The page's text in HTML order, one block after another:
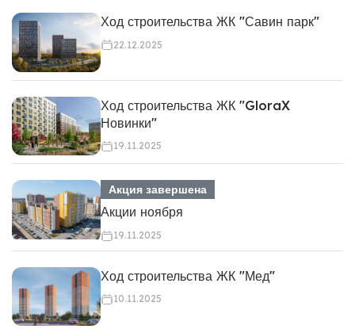
Ход строительства ЖК "Савин парк"
22.12.2025
Ход строительства ЖК "GloraX
Новинки"
19.11.2025
Акция завершена
Акции ноября
19.11.2025
Ход строительства ЖК "Мед"
10.11.2025